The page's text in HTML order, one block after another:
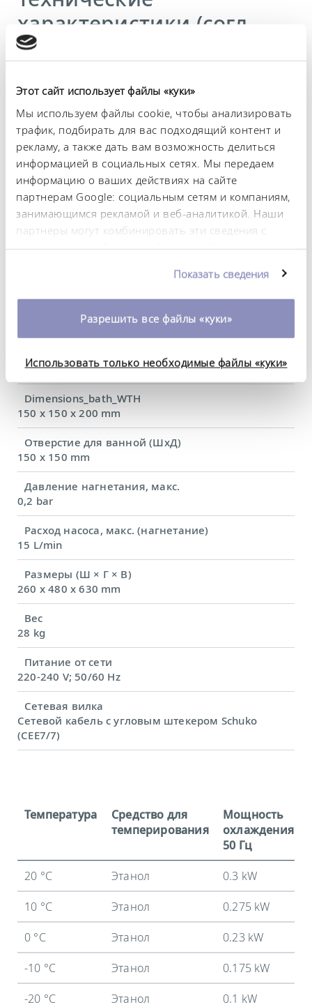
Этот сайт использует файлы «куки»
Мы используем файлы cookie, чтобы анализировать
трафик, подбирать для вас подходящий контент и
рекламу, а также дать вам возможность делиться
информацией в социальных сетях. Мы передаем
информацию о ваших действиях на сайте
партнерам Google: социальным сетям и компаниям,
занимающимся рекламой и веб-аналитикой. Наши
партнеры могут комбинировать эти сведения с
предоставленной вами информацией, а также
использовании вами их сервисов. Вы можете
изменить или отозвать свое согласие в любое
время. Более подробную информацию об этом вы
Показать сведения
Разрешить все файлы «куки»
Использовать только необходимые файлы «куки»
характеристики (согл.
DIN 12876)
Диапазон рабочих температур
Рабочий диапазон температур
-30 ... 100 °C
Диапазон температуры окружающей среды
5 ... 40 °C
Постоянство температурного режима
0,05 ± K
Потребляемая мощность, макс.
Потребление тока
10 A
Dimensions_bath_WTH
150 x 150 x 200 mm
Отверстие для ванной (ШхД)
150 x 150 mm
Давление нагнетания, макс.
0,2 bar
Расход насоса, макс. (нагнетание)
15 L/min
Размеры (Ш × Г × В)
260 x 480 x 630 mm
Вес
28 kg
Питание от сети
220-240 V; 50/60 Hz
Сетевая вилка
Сетевой кабель с угловым штекером Schuko
(CEE7/7)
Температура
Средство для
темперирования
Мощность
охлаждения
50 Гц
20 °C
Этанол 0.3 kW
10 °C
Этанол 0.275 kW
0 °C
Этанол 0.23 kW
-10 °C
Этанол 0.175 kW
-20 °C
Этанол 0.1 kW